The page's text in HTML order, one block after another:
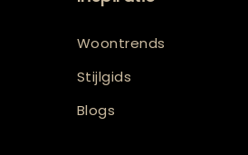
Woontrends
Stijlgids
Blogs